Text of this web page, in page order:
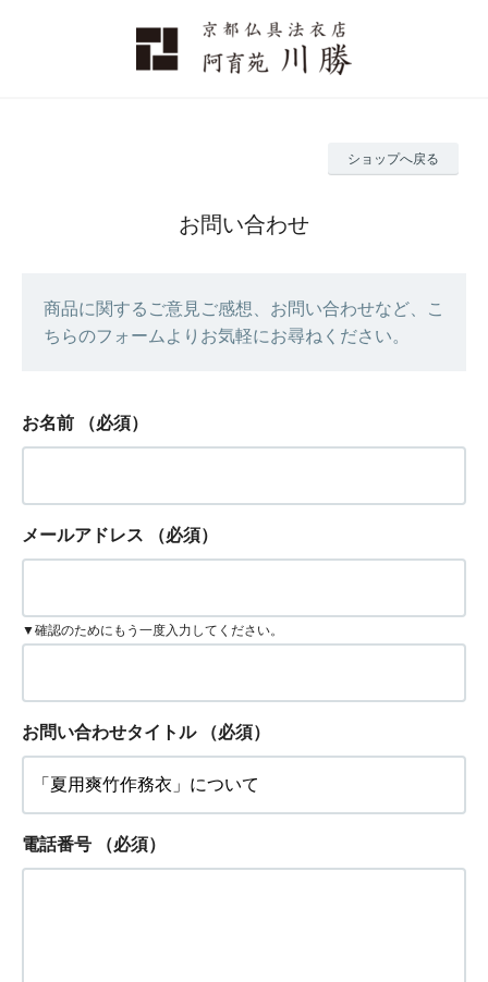
ショップへ戻る
お問い合わせ
商品に関するご意見ご感想、お問い合わせなど、こ
ちらのフォームよりお気軽にお尋ねください。
お名前 （必須）
メールアドレス （必須）
▼確認のためにもう一度入力してください。
お問い合わせタイトル （必須）
電話番号 （必須）